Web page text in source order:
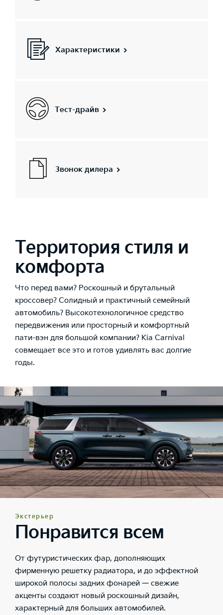
Характеристики
Тест-драйв
Звонок дилера
Территория стиля и
комфорта
Что перед вами? Роскошный и брутальный
кроссовер? Солидный и практичный семейный
автомобиль? Высокотехнологичное средство
передвижения или просторный и комфортный
пати-вэн для большой компании? Kia Carnival
совмещает все это и готов удивлять вас долгие
годы.
Экстерьер
Понравится всем
От футуристических фар, дополняющих
фирменную решетку радиатора, и до эффектной
широкой полосы задних фонарей — свежие
акценты создают новый роскошный дизайн,
характерный для больших автомобилей.